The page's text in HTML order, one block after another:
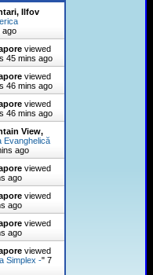
Ilfov
ago
viewed
45 mins ago
viewed
46 mins ago
viewed
46 mins ago
View,
Evanghelică
ago
viewed
ago
viewed
ago
viewed
ago
viewed
Simplex -" 7